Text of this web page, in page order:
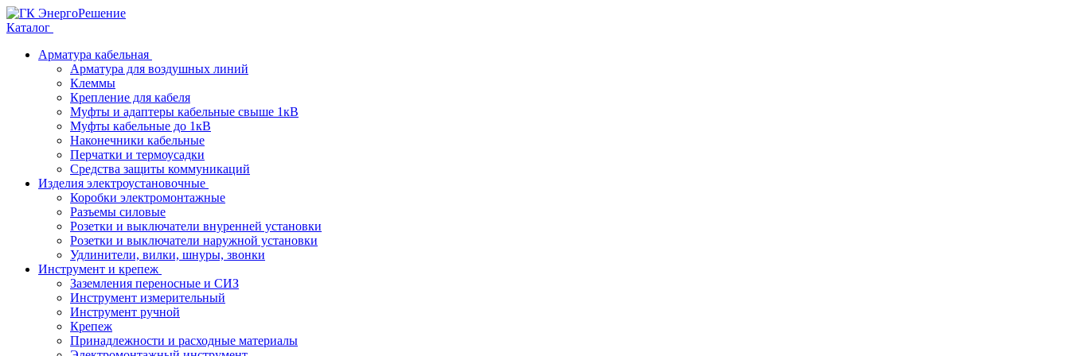
Каталог
Арматура кабельная
Арматура для воздушных линий
Клеммы
Крепление для кабеля
Муфты и адаптеры кабельные свыше 1кВ
Муфты кабельные до 1кВ
Наконечники кабельные
Перчатки и термоусадки
Средства защиты коммуникаций
Изделия электроустановочные
Коробки электромонтажные
Разъемы силовые
Розетки и выключатели внуренней установки
Розетки и выключатели наружной установки
Удлинители, вилки, шнуры, звонки
Инструмент и крепеж
Заземления переносные и СИЗ
Инструмент измерительный
Инструмент ручной
Крепеж
Принадлежности и расходные материалы